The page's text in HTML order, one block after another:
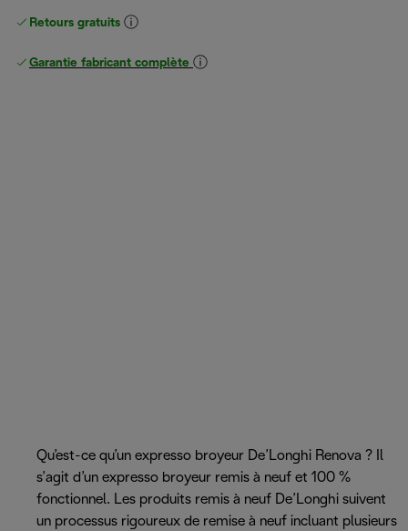
Retours gratuits
Garantie fabricant complète
Qu’est-ce qu’un expresso broyeur De’Longhi Renova ? Il
s’agit d’un expresso broyeur remis à neuf et 100 %
fonctionnel. Les produits remis à neuf De’Longhi suivent
un processus rigoureux de remise à neuf incluant plusieurs